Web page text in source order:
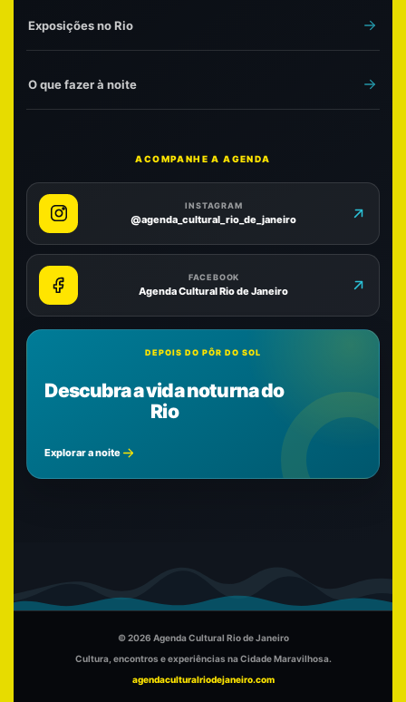
Exposições no Rio
O que fazer à noite
ACOMPANHE A AGENDA
INSTAGRAM
@agenda_cultural_rio_de_janeiro
FACEBOOK
Agenda Cultural Rio de Janeiro
DEPOIS DO PÔR DO SOL
Descubra a vida noturna do
Rio
Explorar a noite
© 2026 Agenda Cultural Rio de Janeiro
Cultura, encontros e experiências na Cidade Maravilhosa.
agendaculturalriodejaneiro.com